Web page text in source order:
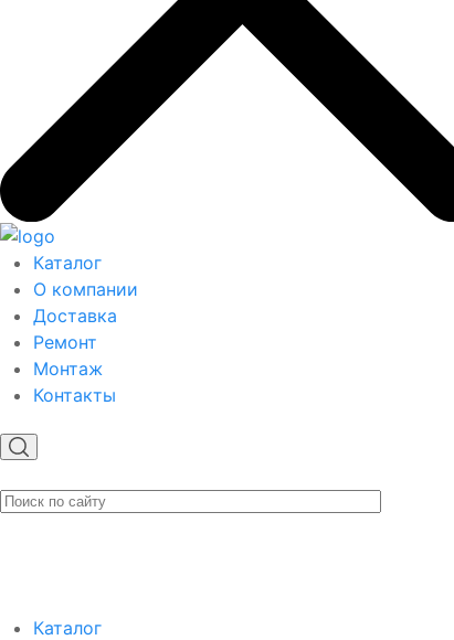
Каталог
О компании
Доставка
Ремонт
Монтаж
Контакты
Каталог